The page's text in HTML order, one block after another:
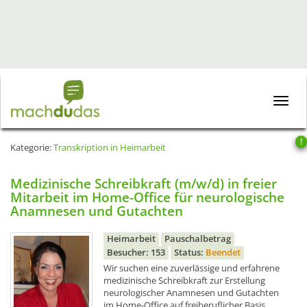
Toggle
!
Kategorie:Transkription in Heimarbeit
Medizinische Schreibkraft (m/w/d) in freier
Mitarbeit im Home-Office für neurologische
Anamnesen und Gutachten
Heimarbeit
Pauschalbetrag
Besucher: 153
Status: Beendet
Wir suchen eine zuverlässige und erfahrene
medizinische Schreibkraft zur Erstellung
neurologischer Anamnesen und Gutachten